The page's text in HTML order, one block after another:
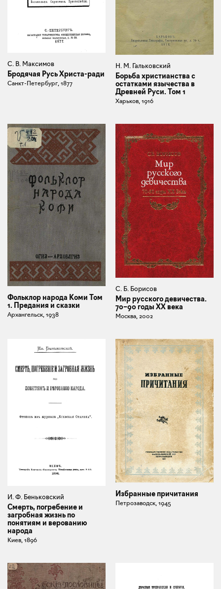
С. В. Максимов
Бродячая Русь Христа-ради
Санкт-Петербург, 1877
Н. М. Гальковский
Борьба христианства с
остатками язычества в
Древней Руси. Том 1
Харьков, 1916
Фольклор народа Коми Том
1. Предания и сказки
Архангельск, 1938
С. Б. Борисов
Мир русского девичества.
70–90 годы XX века
Москва, 2002
И. Ф. Беньковский
Смерть, погребение и
загробная жизнь по
понятиям и верованию
народа
Киев, 1896
Избранные причитания
Петрозаводск, 1945